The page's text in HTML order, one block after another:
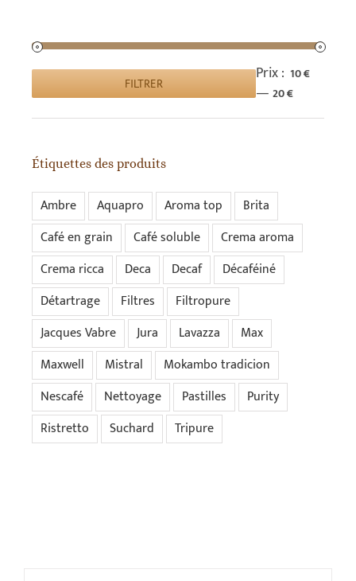
Prix
min
Prix
max
FILTRER Prix : 10 €
—20 €
Étiquettes des produits
Ambre Aquapro Aroma top
Brita
Café en grain
Café soluble
Crema aroma
Crema ricca
Deca Decaf
Décaféiné
Détartrage
Filtres
Filtropure
Jacques Vabre
Jura Lavazza
Max
Maxwell
Mistral
Mokambo tradicion
Nescafé
Nettoyage Pastilles
Purity
Ristretto
Suchard Tripure